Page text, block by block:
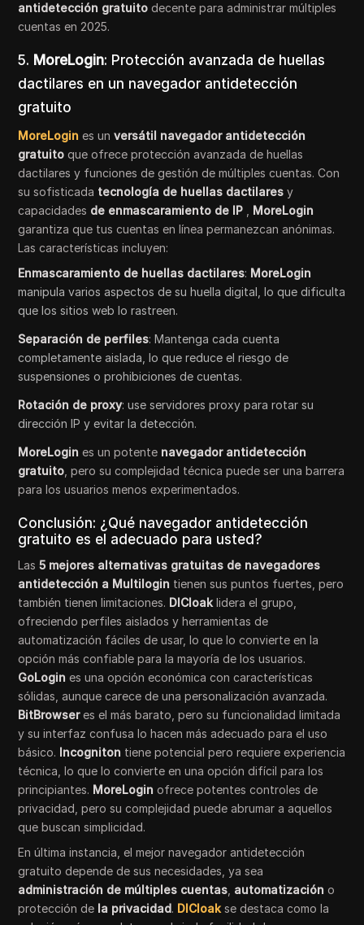
antidetección gratuito decente para administrar múltiples
cuentas en 2025.
5. MoreLogin: Protección avanzada de huellas
dactilares en un navegador antidetección
gratuito
MoreLogin es unversátil navegador antidetección
gratuito que ofrece protección avanzada de huellas
dactilares y funciones de gestión de múltiples cuentas. Con
su sofisticada tecnología de huellas dactilares y
capacidades de enmascaramiento de IP
MoreLogin
garantiza que tus cuentas en línea permanezcan anónimas.
Las características incluyen:
Enmascaramiento de huellas dactilares: MoreLogin
manipula varios aspectos de su huella digital, lo que dificulta
que los sitios web lo rastreen.
Separación de perfiles: Mantenga cada cuenta
completamente aislada, lo que reduce el riesgo de
suspensiones o prohibiciones de cuentas.
Rotación de proxy: use servidores proxy para rotar su
dirección IP y evitar la detección.
MoreLogin es un potente navegador antidetección
gratuito , pero su complejidad técnica puede ser una barrera
para los usuarios menos experimentados.
Conclusión: ¿Qué navegador antidetección
gratuito es el adecuado para usted?
Las5 mejores alternativas gratuitas de navegadores
antidetección a Multilogin tienen sus puntos fuertes, pero
también tienen limitaciones. DICloak lidera el grupo,
ofreciendo perfiles aislados y herramientas de
automatización fáciles de usar, lo que lo convierte en la
opción más confiable para la mayoría de los usuarios.
GoLogin es una opción económica con características
sólidas, aunque carece de una personalización avanzada.
BitBrowseres el más barato, pero su funcionalidad limitada
y su interfaz confusa lo hacen más adecuado para el uso
básico. Incogniton tiene potencial pero requiere experiencia
técnica, lo que lo convierte en una opción difícil para los
principiantes. MoreLogin ofrece potentes controles de
privacidad, pero su complejidad puede abrumar a aquellos
que buscan simplicidad.
En última instancia, el mejor navegador antidetección
gratuito depende de sus necesidades, ya sea
administración de múltiples cuentas automatización o
protección de la privacidad. DICloak se destaca como la